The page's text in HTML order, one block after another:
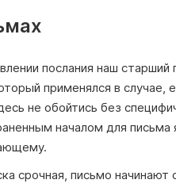
послания наш
применялся в случае,
не обойтись без
началом для письма
срочная, письмо